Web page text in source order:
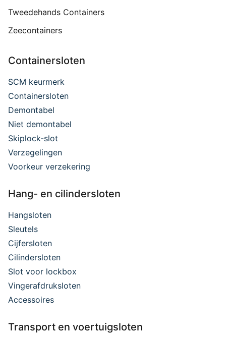
Tweedehands Containers
Zeecontainers
Containersloten
SCM keurmerk
Containersloten
Demontabel
Niet demontabel
Skiplock-slot
Verzegelingen
Voorkeur verzekering
Hang- en cilindersloten
Hangsloten
Sleutels
Cijfersloten
Cilindersloten
Slot voor lockbox
Vingerafdruksloten
Accessoires
Transport en voertuigsloten